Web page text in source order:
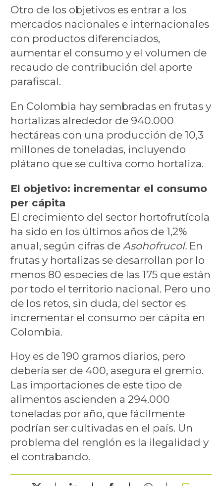
Otro de los objetivos es entrar a los
mercados nacionales e internacionales
con productos diferenciados,
aumentar el consumo y el volumen de
recaudo de contribución del aporte
parafiscal.
En Colombia hay sembradas en frutas y
hortalizas alrededor de 940.000
hectáreas con una producción de 10,3
millones de toneladas, incluyendo
plátano que se cultiva como hortaliza.
El objetivo: incrementar el consumo
per cápita
El crecimiento del sector hortofrutícola
ha sido en los últimos años de 1,2%
anual, según cifras deAsohofrucol.En
frutas y hortalizas se desarrollan por lo
menos 80 especies de las 175 que están
por todo el territorio nacional. Pero uno
de los retos, sin duda, del sector es
incrementar el consumo per cápita en
Colombia.
Hoy es de 190 gramos diarios, pero
debería ser de 400, asegura el gremio.
Las importaciones de este tipo de
alimentos ascienden a 294.000
toneladas por año, que fácilmente
podrían ser cultivadas en el país. Un
problema del renglón es la ilegalidad y
el contrabando.